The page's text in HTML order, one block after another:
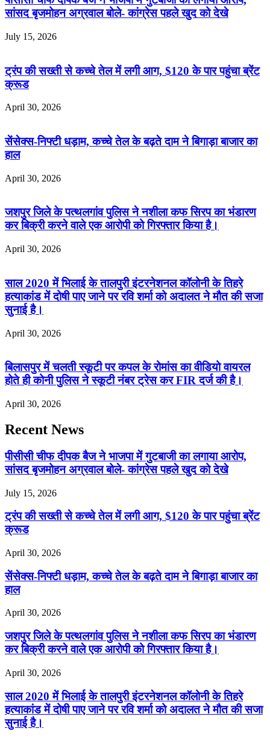
सांसद बृजमोहन अग्रवाल बोले- कांग्रेस पहले खुद को देखे
July 15, 2026
ट्रंप की सख्ती से कच्चे तेल में लगी आग, $120 के पार पहुंचा ब्रेंट
क्रूड
April 30, 2026
सेंसेक्स-निफ्टी धड़ाम, कच्चे तेल के बढ़ते दाम ने बिगाड़ा बाजार का
हाल
April 30, 2026
जशपुर जिले के पत्थलगांव पुलिस ने नशीला कफ सिरप का भंडारण
कर बिक्री करने वाले एक आरोपी को गिरफ्तार किया है।
April 30, 2026
साल 2020 में भिलाई के तालपुरी इंटरनेशनल कॉलोनी के तिहरे
हत्याकांड में दोषी पाए जाने पर रवि शर्मा को अदालत ने मौत की सजा
सुनाई है।
April 30, 2026
बिलासपुर में चलती स्कूटी पर कपल के रोमांस का वीडियो वायरल
होते ही कोनी पुलिस ने स्कूटी नंबर ट्रेस कर FIR दर्ज की है।
April 30, 2026
Recent News
पीसीसी चीफ दीपक बैज ने भाजपा में गुटबाजी का लगाया आरोप,
सांसद बृजमोहन अग्रवाल बोले- कांग्रेस पहले खुद को देखे
July 15, 2026
ट्रंप की सख्ती से कच्चे तेल में लगी आग, $120 के पार पहुंचा ब्रेंट
क्रूड
April 30, 2026
सेंसेक्स-निफ्टी धड़ाम, कच्चे तेल के बढ़ते दाम ने बिगाड़ा बाजार का
हाल
April 30, 2026
जशपुर जिले के पत्थलगांव पुलिस ने नशीला कफ सिरप का भंडारण
कर बिक्री करने वाले एक आरोपी को गिरफ्तार किया है।
April 30, 2026
साल 2020 में भिलाई के तालपुरी इंटरनेशनल कॉलोनी के तिहरे
हत्याकांड में दोषी पाए जाने पर रवि शर्मा को अदालत ने मौत की सजा
सुनाई है।